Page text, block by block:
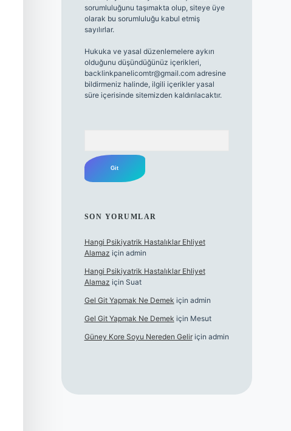
sorumluluğunu taşımakta olup, siteye üye
olarak bu sorumluluğu kabul etmiş
sayılırlar.
Hukuka ve yasal düzenlemelere aykırı
olduğunu düşündüğünüz içerikleri,
backlinkpanelicomtr@gmail.comadresine
bildirmeniz halinde, ilgili içerikler yasal
süre içerisinde sitemizden kaldırılacaktır.
SON YORUMLAR
Hangi Psikiyatrik Hastalıklar Ehliyet
Alamaz için admin
Hangi Psikiyatrik Hastalıklar Ehliyet
Alamaz için Suat
Gel Git Yapmak Ne Demek için admin
Gel Git Yapmak Ne Demek için Mesut
Güney Kore Soyu Nereden Geliriçin admin